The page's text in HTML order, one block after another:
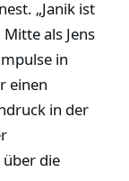
„Janik ist
als Jens
in
einen
in der
die